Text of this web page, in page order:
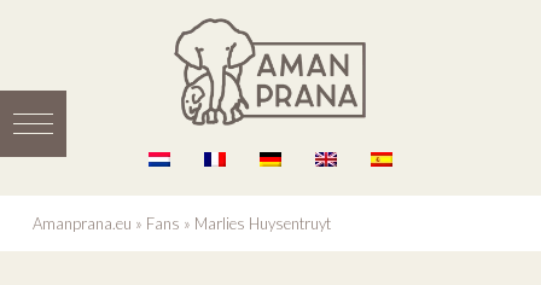
Amanprana.eu » Fans » Marlies Huysentruyt